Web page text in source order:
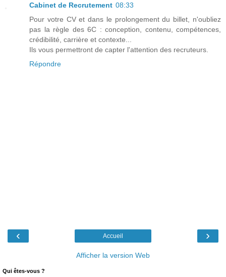
Cabinet de Recrutement 08:33
Pour votre CV et dans le prolongement du billet, n'oubliez
pas la règle des 6C : conception, contenu, compétences,
crédibilité, carrière et contexte...
Ils vous permettront de capter l'attention des recruteurs.
Répondre
‹ ›
Accueil
Afficher la version Web
Qui êtes-vous ?